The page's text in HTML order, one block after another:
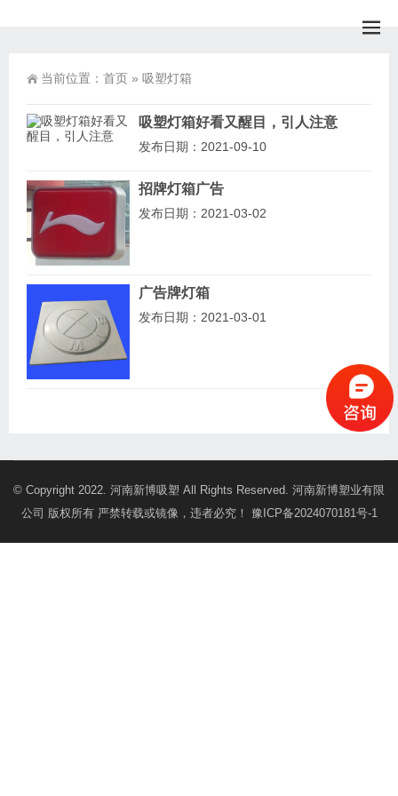
当前位置： 首页 » 吸塑灯箱
吸塑灯箱好看又醒目，引人注意
发布日期：2021-09-10
招牌灯箱广告
发布日期：2021-03-02
广告牌灯箱
发布日期：2021-03-01
© Copyright 2022. 河南新博吸塑 All Rights Reserved. 河南新博塑业有限
公司 版权所有 严禁转载或镜像，违者必究！ 豫ICP备2024070181号-1